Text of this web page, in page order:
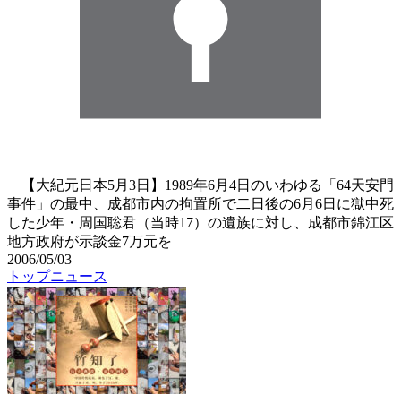
【大紀元日本5月3日】1989年6月4日のいわゆる「64天安門
事件」の最中、成都市内の拘置所で二日後の6月6日に獄中死
した少年・周国聡君（当時17）の遺族に対し、成都市錦江区
地方政府が示談金7万元を
2006/05/03
トップニュース